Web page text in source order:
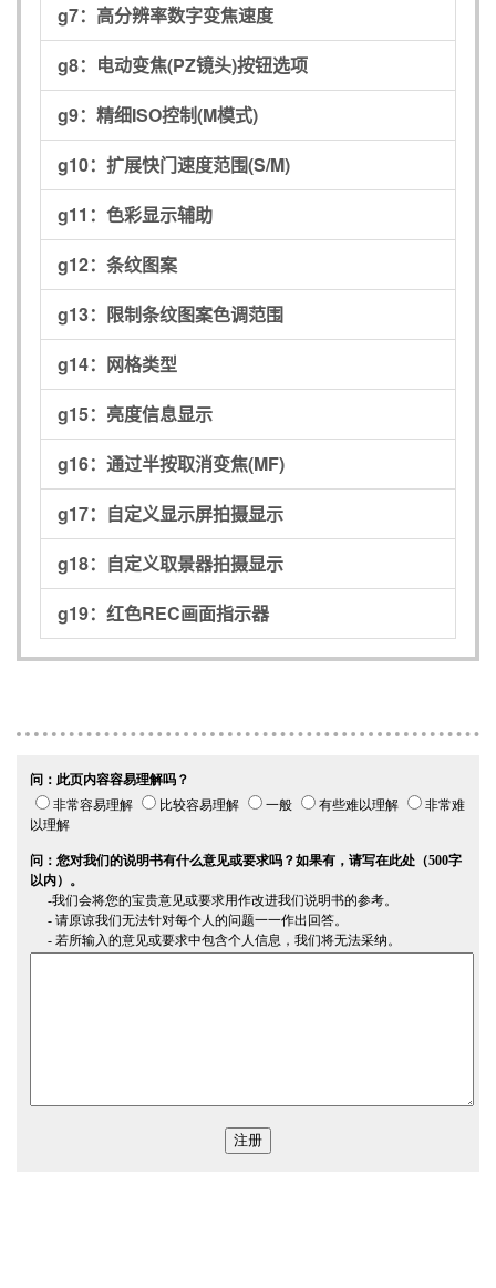
g7： 高分辨率数字变焦速度
g8： 电动变焦(PZ镜头)按钮选项
g9： 精细ISO控制(M模式)
g10： 扩展快门速度范围(S/M)
g11： 色彩显示辅助
g12： 条纹图案
g13： 限制条纹图案色调范围
g14： 网格类型
g15： 亮度信息显示
g16： 通过半按取消变焦(MF)
g17： 自定义显示屏拍摄显示
g18： 自定义取景器拍摄显示
g19： 红色REC画面指示器